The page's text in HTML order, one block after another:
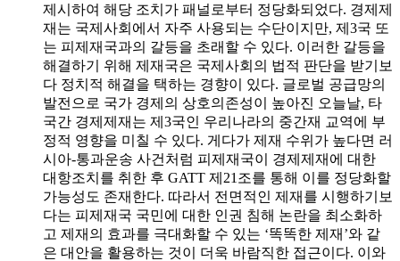
제시하여 해당 조치가 패널로부터 정당화되었다. 경제제
재는 국제사회에서 자주 사용되는 수단이지만, 제3국 또
는 피제재국과의 갈등을 초래할 수 있다. 이러한 갈등을
해결하기 위해 제재국은 국제사회의 법적 판단을 받기보
다 정치적 해결을 택하는 경향이 있다. 글로벌 공급망의
발전으로 국가 경제의 상호의존성이 높아진 오늘날, 타
국간 경제제재는 제3국인 우리나라의 중간재 교역에 부
정적 영향을 미칠 수 있다. 게다가 제재 수위가 높다면 러
시아-통과운송 사건처럼 피제재국이 경제제재에 대한
대항조치를 취한 후 GATT 제21조를 통해 이를 정당화할
가능성도 존재한다. 따라서 전면적인 제재를 시행하기보
다는 피제재국 국민에 대한 인권 침해 논란을 최소화하
고 제재의 효과를 극대화할 수 있는 ‘똑똑한 제재’와 같
은 대안을 활용하는 것이 더욱 바람직한 접근이다. 이와